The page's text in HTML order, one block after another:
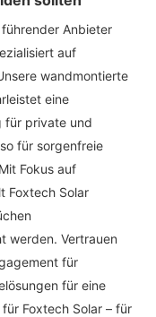
Anbieter
auf
wandmontierte
eine
für private und
für sorgenfreie
Fokus auf
Foxtech Solar
werden. Vertrauen
für
für eine
Foxtech Solar – für